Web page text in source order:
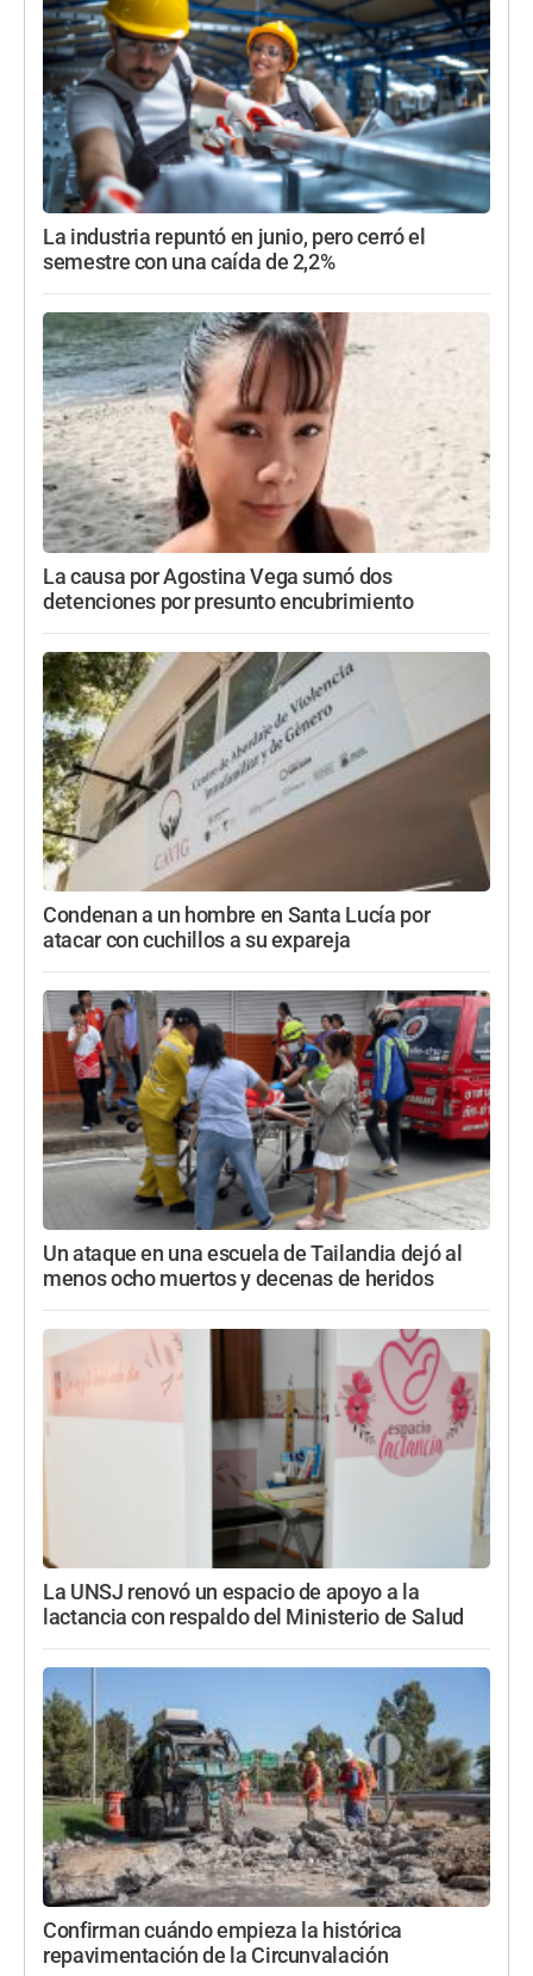
La industria repuntó en junio, pero cerró el
semestre con una caída de 2,2%
La causa por Agostina Vega sumó dos
detenciones por presunto encubrimiento
Condenan a un hombre en Santa Lucía por
atacar con cuchillos a su expareja
Un ataque en una escuela de Tailandia dejó al
menos ocho muertos y decenas de heridos
La UNSJ renovó un espacio de apoyo a la
lactancia con respaldo del Ministerio de Salud
Confirman cuándo empieza la histórica
repavimentación de la Circunvalación